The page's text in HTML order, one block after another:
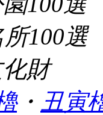
100選
財
・ 丑寅